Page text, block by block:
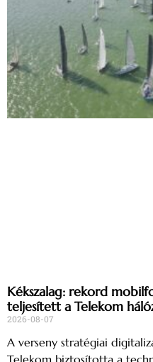
Kékszalag: rekord
teljesített a Telekom
2026-08-07
A verseny stratégiai
Telekom biztosította a